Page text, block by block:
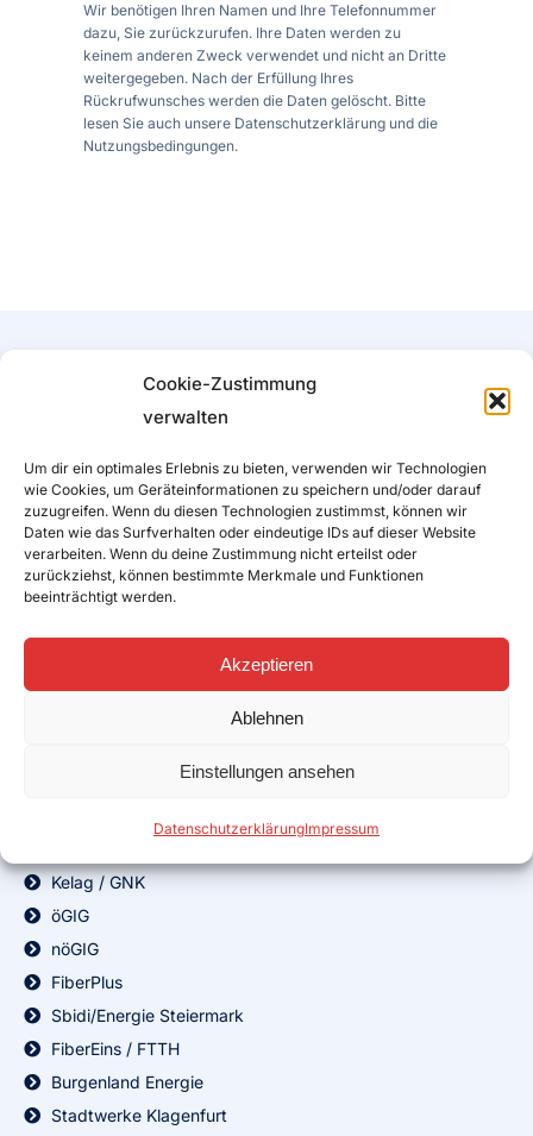
Cookie-Zustimmung
verwalten
Um dir ein optimales Erlebnis zu bieten, verwenden wir Technologien
wie Cookies, um Geräteinformationen zu speichern und/oder darauf
zuzugreifen. Wenn du diesen Technologien zustimmst, können wir
Daten wie das Surfverhalten oder eindeutige IDs auf dieser Website
verarbeiten. Wenn du deine Zustimmung nicht erteilst oder
zurückziehst, können bestimmte Merkmale und Funktionen
beeinträchtigt werden.
Akzeptieren
Ablehnen
Einstellungen ansehen
DatenschutzerklärungImpressum
Wir benötigen Ihren Namen und Ihre Telefonnummer
dazu, Sie zurückzurufen. Ihre Daten werden zu
keinem anderen Zweck verwendet und nicht an Dritte
weitergegeben. Nach der Erfüllung Ihres
Rückrufwunsches werden die Daten gelöscht. Bitte
lesen Sie auch unsere Datenschutzerklärung und die
Nutzungsbedingungen.
Glasfaser Internet
Kelag / GNK
öGIG
nöGIG
FiberPlus
Sbidi/Energie Steiermark
FiberEins / FTTH
Burgenland Energie
Stadtwerke Klagenfurt